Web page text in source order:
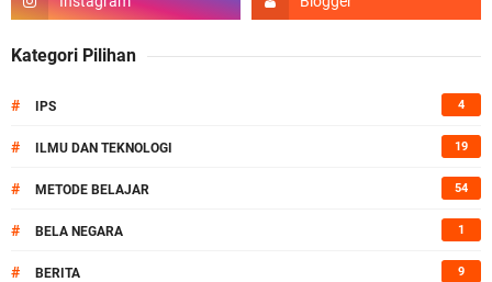
Kategori Pilihan
# IPS 4
# ILMU DAN TEKNOLOGI 19
# METODE BELAJAR 54
# BELA NEGARA 1
# BERITA 9